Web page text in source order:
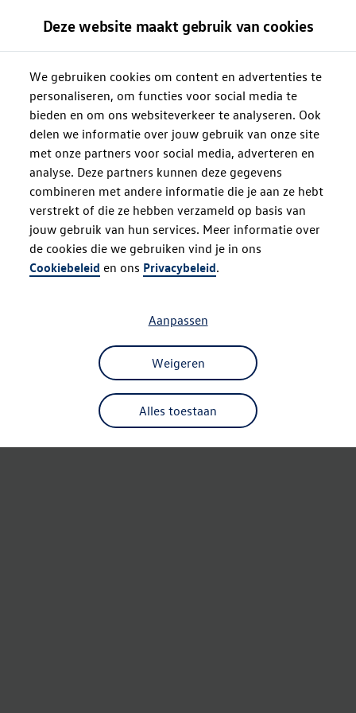
Deze website maakt gebruik van cookies
We gebruiken cookies om content en advertenties te
personaliseren, om functies voor social media te
bieden en om ons websiteverkeer te analyseren. Ook
delen we informatie over jouw gebruik van onze site
met onze partners voor social media, adverteren en
analyse. Deze partners kunnen deze gegevens
combineren met andere informatie die je aan ze hebt
verstrekt of die ze hebben verzameld op basis van
jouw gebruik van hun services. Meer informatie over
de cookies die we gebruiken vind je in ons
Cookiebeleid en ons Privacybeleid.
Alles toestaan
Weigeren
Aanpassen
Oops!
Something went wrong. Please try
refreshing the app
Refresh